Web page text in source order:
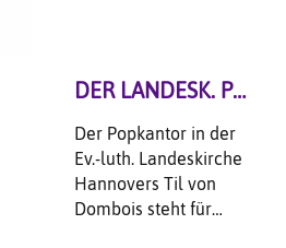
DER LANDESK. POPKANTOR
Der Popkantor in der
Ev.-luth. Landeskirche
Hannovers Til von
Dombois steht für